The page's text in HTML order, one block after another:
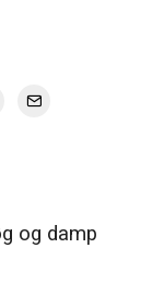
og damp